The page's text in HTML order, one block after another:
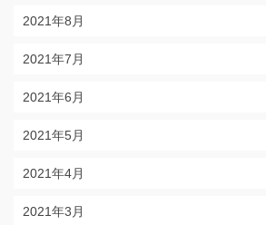
2021年8月
2021年7月
2021年6月
2021年5月
2021年4月
2021年3月